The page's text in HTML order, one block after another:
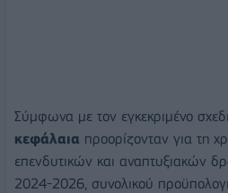
Σύμφωνα με τον εγκεκριμένο
κεφάλαια προορίζονταν για τη
επενδυτικών και αναπτυξιακών
2024-2026, συνολικού